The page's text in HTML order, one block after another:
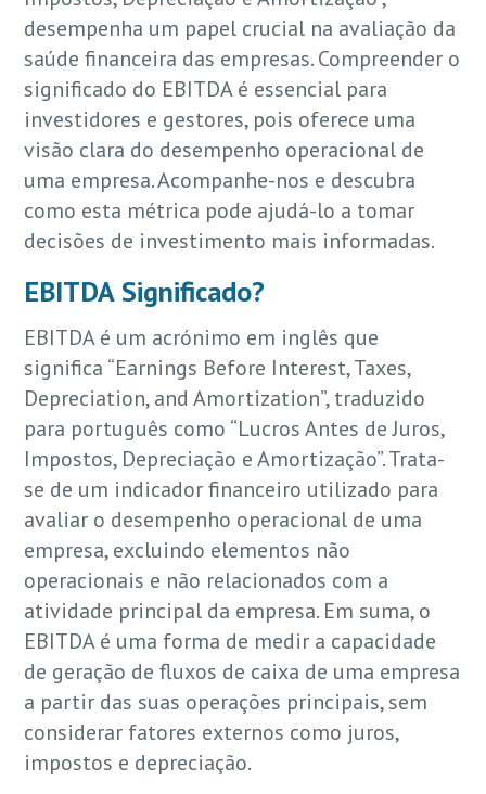
desempenha um papel crucial na avaliação da
saúde financeira das empresas. Compreender o
significado do EBITDA é essencial para
investidores e gestores, pois oferece uma
visão clara do desempenho operacional de
uma empresa. Acompanhe-nos e descubra
como esta métrica pode ajudá-lo a tomar
decisões de investimento mais informadas.
EBITDA Significado?
EBITDA é um acrónimo em inglês que
significa “Earnings Before Interest, Taxes,
Depreciation, and Amortization”, traduzido
para português como “Lucros Antes de Juros,
Impostos, Depreciação e Amortização”. Trata-
se de um indicador financeiro utilizado para
avaliar o desempenho operacional de uma
empresa, excluindo elementos não
operacionais e não relacionados com a
atividade principal da empresa. Em suma, o
EBITDA é uma forma de medir a capacidade
de geração de fluxos de caixa de uma empresa
a partir das suas operações principais, sem
considerar fatores externos como juros,
impostos e depreciação.